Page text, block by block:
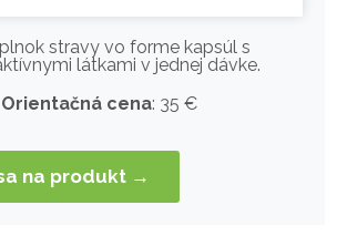
stravy vo forme kapsúl s
látkami v jednej dávke.
Orientačná cena: 35 €
na produkt →